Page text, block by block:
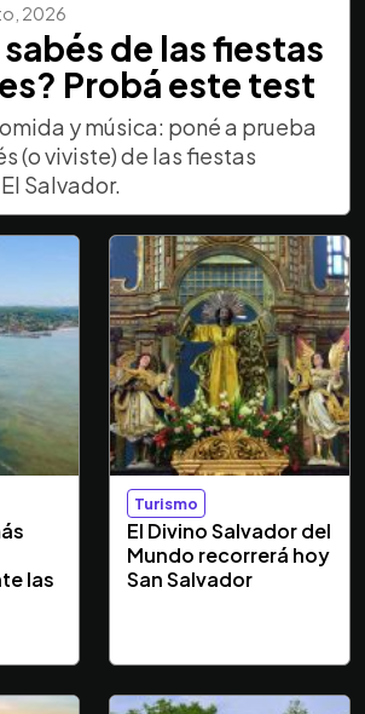
2026
de las fiestas
Probá este test
y música: poné a prueba
(o viviste) de las fiestas
Salvador.
las
Turismo
El Divino Salvador del
Mundo recorrerá hoy
San Salvador